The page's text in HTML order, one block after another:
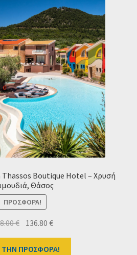
Boutique Hotel – Χρυσή
Θάσος
ΠΡΟΣΦΟΡΆ!
€ Original
price
was:
136.80€Η
τρέχουσα
τιμή
ΤΗΝ ΠΡΟΣΦΟΡΑ!